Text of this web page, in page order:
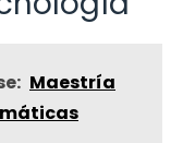
Maestría